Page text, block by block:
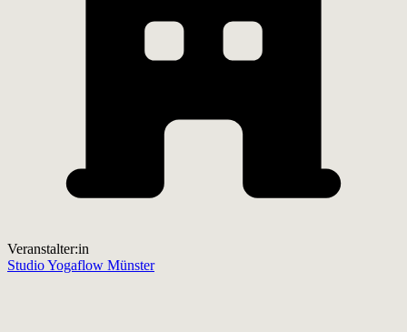
Veranstalter:in
Studio Yogaflow Münster